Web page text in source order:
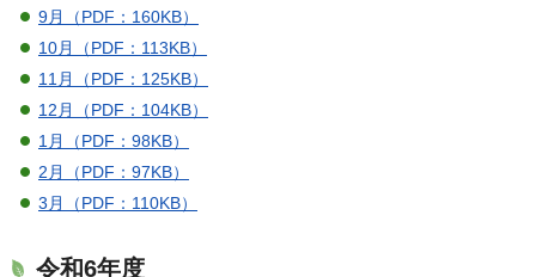
9月（PDF：160KB）
10月（PDF：113KB）
11月（PDF：125KB）
12月（PDF：104KB）
1月（PDF：98KB）
2月（PDF：97KB）
3月（PDF：110KB）
令和6年度